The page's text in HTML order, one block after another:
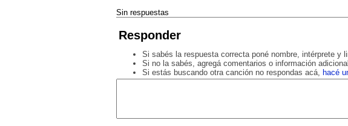
Sin respuestas
Responder
Si sabés la respuesta correcta poné nombre, intérprete y
Si no la sabés, agregá comentarios o información
Si estás buscando otra canción no respondas acá, hacé